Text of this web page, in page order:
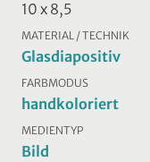
10 x 8,5
MATERIAL / TECHNIK
Glasdiapositiv
FARBMODUS
handkoloriert
MEDIENTYP
Bild